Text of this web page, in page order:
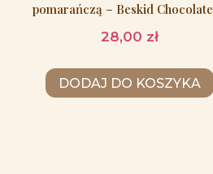
pomarańczą – Beskid Chocolate
28,00 zł
DODAJ DO KOSZYKA